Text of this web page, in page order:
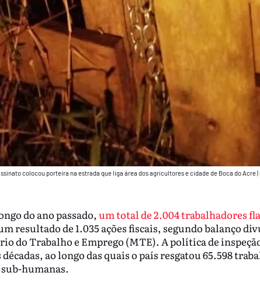
colocou porteira na estrada que liga área dos agricultores e cidade de Boca do Acre|
do ano passado,um total de 2.004 trabalhadores
resultado de 1.035 ações fiscais, segundo balanço
do Trabalho e Emprego (MTE). A política de
ao longo das quais o país resgatou 65.598
humanas.